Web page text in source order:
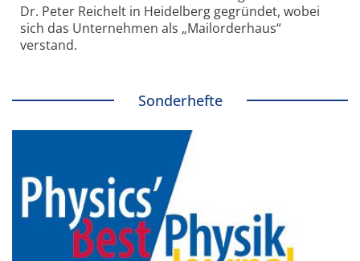
Dr. Peter Reichelt in Heidelberg gegründet, wobei
sich das Unternehmen als „Mailorderhaus“
verstand.
Sonderhefte